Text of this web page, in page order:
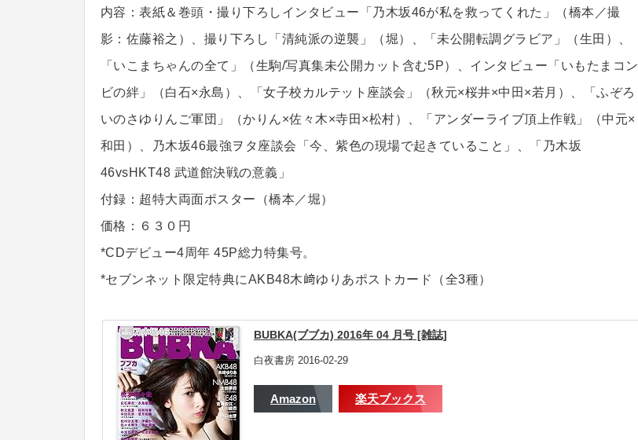
内容：表紙＆巻頭・撮り下ろしインタビュー「乃木坂46が私を救ってくれた」（橋本／撮
影：佐藤裕之）、撮り下ろし「清純派の逆襲」（堀）、「未公開転調グラビア」（生田）、
「いこまちゃんの全て」（生駒/写真集未公開カット含む5P）、インタビュー「いもたまコン
ビの絆」（白石×永島）、「女子校カルテット座談会」（秋元×桜井×中田×若月）、「ふぞろ
いのさゆりんご軍団」（かりん×佐々木×寺田×松村）、「アンダーライブ頂上作戦」（中元×
和田）、乃木坂46最強ヲタ座談会「今、紫色の現場で起きていること」、「乃木坂
46vsHKT48 武道館決戦の意義」
付録：超特大両面ポスター（橋本／堀）
価格：６３０円
*CDデビュー4周年 45P総力特集号。
*セブンネット限定特典にAKB48木﨑ゆりあポストカード（全3種）
BUBKA(ブブカ) 2016年 04 月号 [雑誌]
白夜書房 2016-02-29
Amazon 楽天ブックス